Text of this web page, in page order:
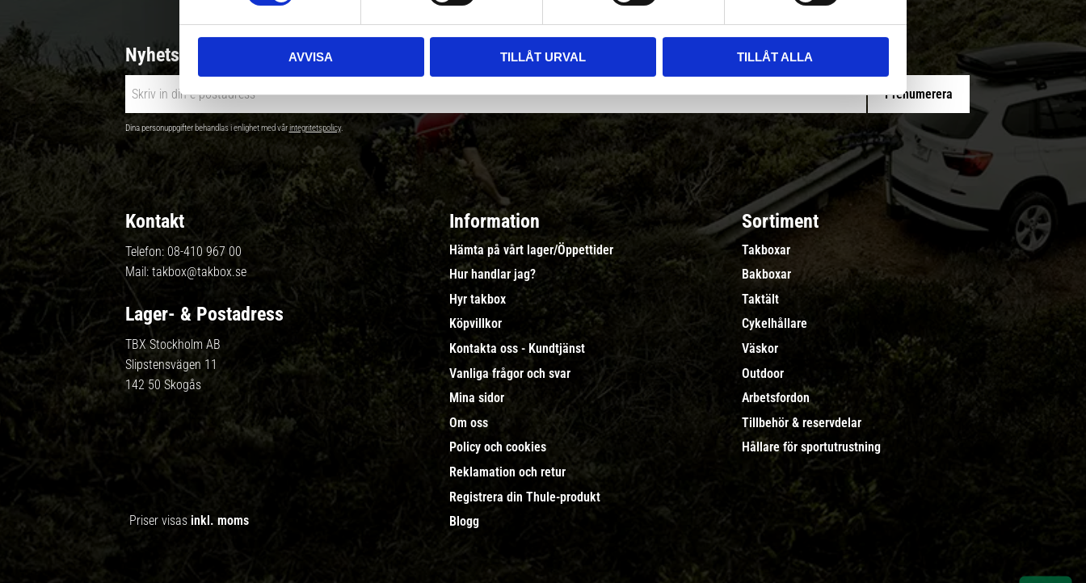
e
s
v
a
AVVISA TILLÅT URVAL TILLÅT ALLA
Nyhetsbrev - Ta del av nyheter & erbjudanden
Prenumerera
Dina personuppgifter behandlas i enlighet med vårintegritetspolicy.
Kontakt
Telefon: 08-410 967 00
Mail: takbox@takbox.se
Lager- & Postadress
TBX Stockholm AB
Slipstensvägen 11
142 50 Skogås
Information
Hämta på vårt lager/Öppettider
Hur handlar jag?
Hyr takbox
Köpvillkor
Kontakta oss - Kundtjänst
Vanliga frågor och svar
Mina sidor
Om oss
Policy och cookies
Reklamation och retur
Registrera din Thule-produkt
Blogg
Sortiment
Takboxar
Bakboxar
Taktält
Cykelhållare
Väskor
Outdoor
Arbetsfordon
Tillbehör & reservdelar
Hållare för sportutrustning
Priser visas inkl. moms